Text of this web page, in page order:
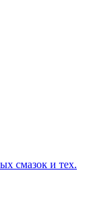
смазок и тех.